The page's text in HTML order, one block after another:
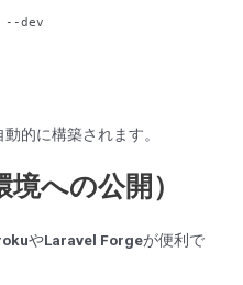
的に構築されます。
への公開）
やLaravel Forgeが便利で